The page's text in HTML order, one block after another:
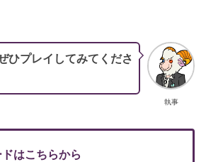
執事
ひプレイしてみてくださ
はこちらから